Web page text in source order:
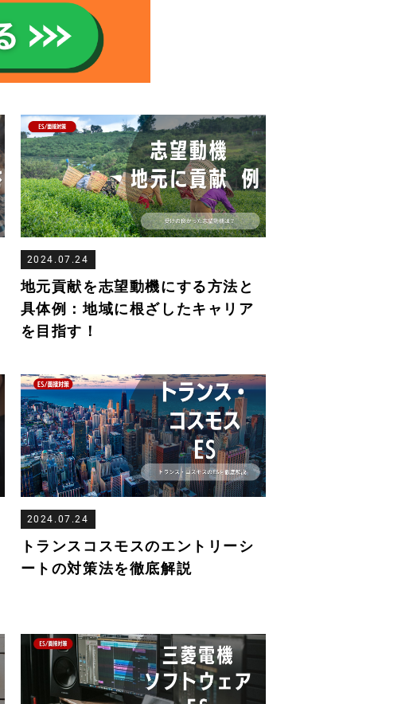
2024.07.24
地元貢献を志望動機にする方法と
具体例：地域に根ざしたキャリア
を目指す！
2024.07.24
トランスコスモスのエントリーシ
ートの対策法を徹底解説